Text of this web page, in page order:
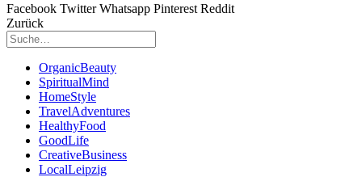
Facebook Twitter Whatsapp Pinterest Reddit
Zurück
OrganicBeauty
SpiritualMind
HomeStyle
TravelAdventures
HealthyFood
GoodLife
CreativeBusiness
LocalLeipzig